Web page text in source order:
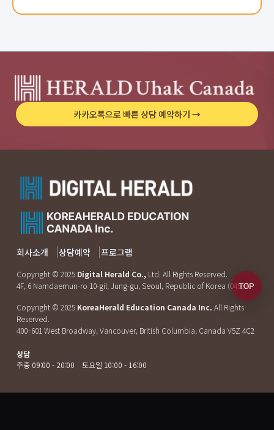
카카오톡으로 빠른 상담 예약하기 →
회사소개 |상담예약 |프로그램
Copyright © 2025 Digital Herald Co., Ltd. All Rights Reserved.
4F, 6 Namdaemun-ro 10-gil, Jung-gu, Seoul, Republic of Korea (04539)
Copyright © 2025 KoreaHerald Education Canada Inc. All Rights
Reserved.
400–601 West Broadway, Vancouver, British Columbia, Canada V5Z 4C2
상담
주중 09:00 - 20:00 토요일 10:00 - 16:00